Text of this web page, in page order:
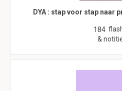
DYA : stap voor stap naar
184
&